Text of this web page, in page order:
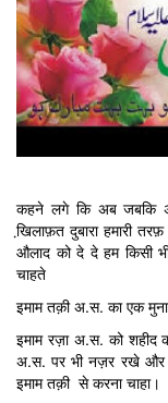
कहने लगे कि अब जबकि
खि़लाफ़त दुबारा हमारी
औलाद को दे दे हम किसी
चाहते
इमाम तक़ी अ.स. का एक
इमाम रज़ा अ.स. को शहीद
अ.स. पर भी नज़र रखे और
इमाम तक़ी से करना चाहा।